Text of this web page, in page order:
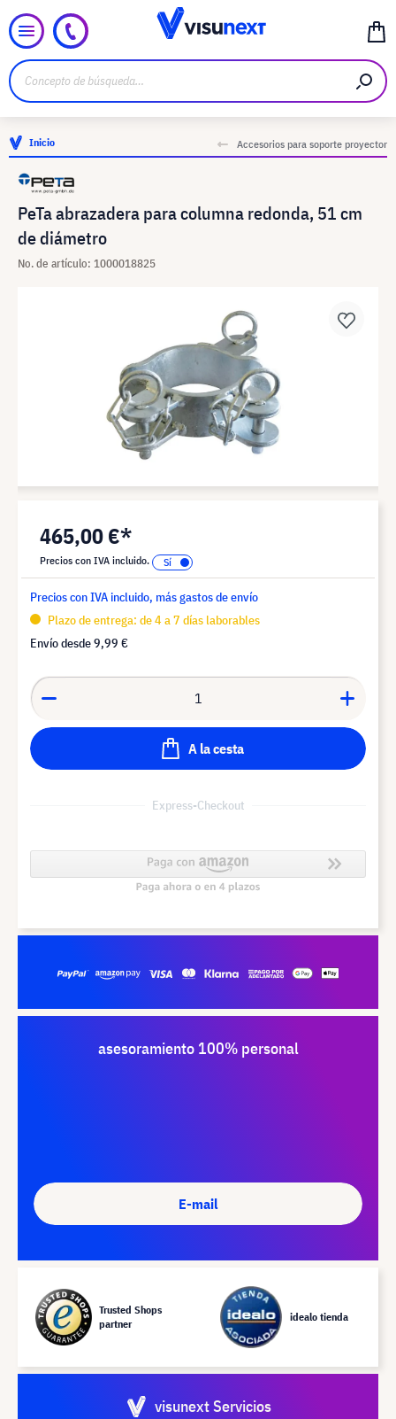
Inicio Accesorios para soporte proyector
PeTa abrazadera para columna redonda, 51 cm
de diámetro
No. de artículo: 1000018825
465,00 €*
Precios con IVA incluido.
Precios con IVA incluido, más gastos de envío
Plazo de entrega: de 4 a 7 días laborables
Envío desde9,99 €
A la cesta
Express-Checkout
asesoramiento 100% personal
E-mail
Trusted Shops
partner
idealo tienda
visunext Servicios